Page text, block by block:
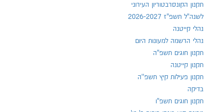
תקנון הקונסרבטוריון העירוני
לשנה"ל תשפ"ז 2026-2027
נהלי קייטנה
נהלי הרשמה למעונות היום
תקנון חוגים תשפ"ה
תקנון קייטנה
תקנון פעילות קיץ תשפ''ה
בדיקה
תקנון חוגים תשפ"ו